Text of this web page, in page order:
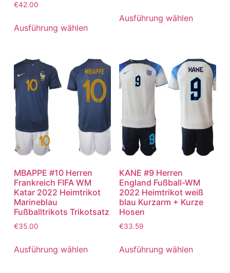
€42.00
Ausführung wählen
Ausführung wählen
MBAPPE #10 Herren
Frankreich FIFA WM
Katar 2022 Heimtrikot
Marineblau
Fußballtrikots Trikotsatz
€35.00
Ausführung wählen
KANE #9 Herren
England Fußball-WM
2022 Heimtrikot weiß
blau Kurzarm + Kurze
Hosen
€33.59
Ausführung wählen